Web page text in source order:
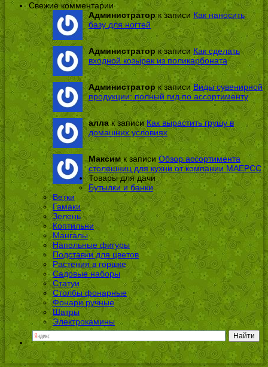
Свежие комментарии
Администраторк записи Как наносить
базу для ногтей
Администратор к записи Как сделать
входной козырек из поликарбоната
Администраторк записи Виды сувенирной
продукции: полный гид по ассортименту
аллак записиКак вырастить грушу в
домашних условиях
Максимк записи Обзор ассортимента
столешниц для кухни от компании МАЕРСС
Товары для дачи
Бутылки и банки
Ветки
Гамаки
Зелень
Коптильни
Мангалы
Напольные фигуры
Подставки для цветов
Растения в горшке
Садовые наборы
Статуи
Столбы фонарные
Фонари ручные
Шатры
Электрокамины